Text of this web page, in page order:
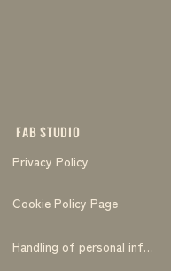
FAB STUDIO
Privacy Policy
Cookie Policy Page
Handling of personal information